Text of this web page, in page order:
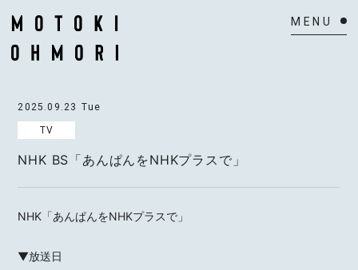
NEWS
SCHEDULE
2025.09.23 Tue
TV
NHK BS「あんぱんをNHKプラスで」
NHK「あんぱんをNHKプラスで」
▼放送日